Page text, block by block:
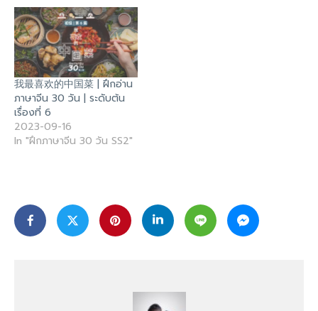
我最喜欢的中国菜 | ฝึกอ่าน
ภาษาจีน 30 วัน | ระดับต้น
เรื่องที่ 6
2023-09-16
In "ฝึกภาษาจีน 30 วัน SS2"